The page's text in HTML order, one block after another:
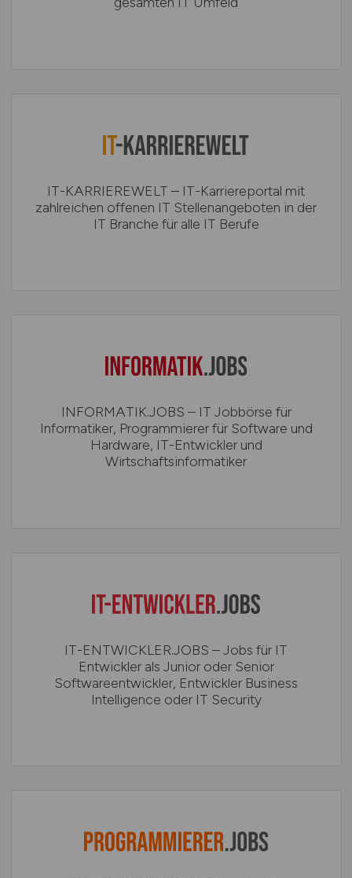
IT-KARRIEREWELT – IT-Karriereportal mit
zahlreichen offenen IT Stellenangeboten in der
IT Branche für alle IT Berufe
INFORMATIK.JOBS – IT Jobbörse für
Informatiker, Programmierer für Software und
Hardware, IT-Entwickler und
Wirtschaftsinformatiker
IT-ENTWICKLER.JOBS – Jobs für IT
Entwickler als Junior oder Senior
Softwareentwickler, Entwickler Business
Intelligence oder IT Security